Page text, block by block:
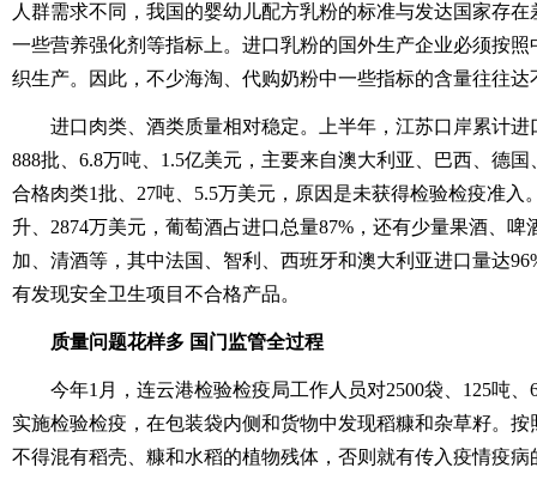
人群需求不同，我国的婴幼儿配方乳粉的标准与发达国家存
一些营养强化剂等指标上。进口乳粉的国外生产企业必须按
织生产。因此，不少海淘、代购奶粉中一些指标的含量往往达
进口肉类、酒类质量相对稳定。上半年，江苏口岸累计进
888批、6.8万吨、1.5亿美元，主要来自澳大利亚、巴西、德
合格肉类1批、27吨、5.5万美元，原因是未获得检验检疫准入
升、2874万美元，葡萄酒占进口总量87%，还有少量果酒、
加、清酒等，其中法国、智利、西班牙和澳大利亚进口量达
有发现安全卫生项目不合格产品。
质量问题花样多 国门监管全过程
今年1月，连云港检验检疫局工作人员对2500袋、125吨、
实施检验检疫，在包装袋内侧和货物中发现稻糠和杂草籽。
不得混有稻壳、糠和水稻的植物残体，否则就有传入疫情疫病